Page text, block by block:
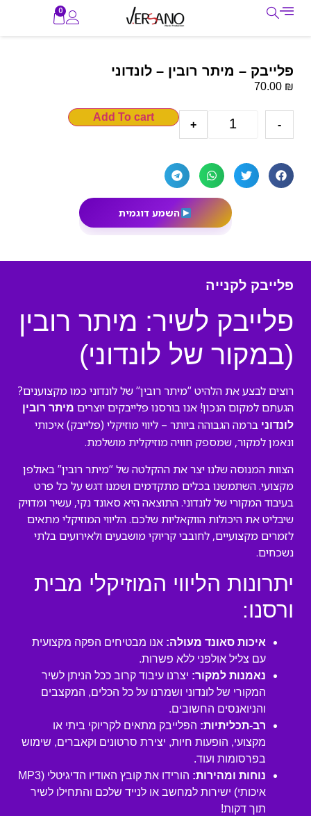
0
פלייבק – מיתר רובין – לונדוני
70.00 ₪
-
+
Add To cart
השמע דוגמית
פלייבק לקנייה
פלייבק לשיר: מיתר רובין
(במקור של לונדוני)
רוצים לבצע את הלהיט “מיתר רובין” של לונדוני כמו מקצוענים?
הגעתם למקום הנכון! אנו בורסנו פלייבקים יוצרים מיתר רובין
לונדוני ברמה הגבוהה ביותר – ליווי מוזיקלי (פלייבק) איכותי
ונאמן למקור, שמספק חוויה מוזיקלית מושלמת.
הצוות המנוסה שלנו יצר את ההקלטה של “מיתר רובין” באולפן
מקצועי. השתמשנו בכלים מתקדמים ושמנו דגש על כל פרט
בעיבוד המקורי של לונדוני. התוצאה היא סאונד נקי, עשיר ומדויק
שיבליט את היכולות הווקאליות שלכם. הליווי המוזיקלי מתאים
לזמרים מקצועיים, לחובבי קריוקי מושבעים ולאירועים בלתי
נשכחים.
יתרונות הליווי המוזיקלי מבית
ורסנו:
איכות סאונד מעולה: אנו מבטיחים הפקה מקצועית
עם צליל אולפני ללא פשרות.
נאמנות למקור: יצרנו עיבוד קרוב ככל הניתן לשיר
המקורי של לונדוני ושמרנו על כל הכלים, המקצבים
והניואנסים החשובים.
רב-תכליתיות: הפלייבק מתאים לקריוקי ביתי או
מקצועי, הופעות חיות, יצירת סרטונים וקאברים, שימוש
בפרסומות ועוד.
נוחות ומהירות:
הורידו את קובץ האודיו הדיגיטלי (MP3
איכותי) ישירות למחשב או לנייד שלכם והתחילו לשיר
תוך דקות!